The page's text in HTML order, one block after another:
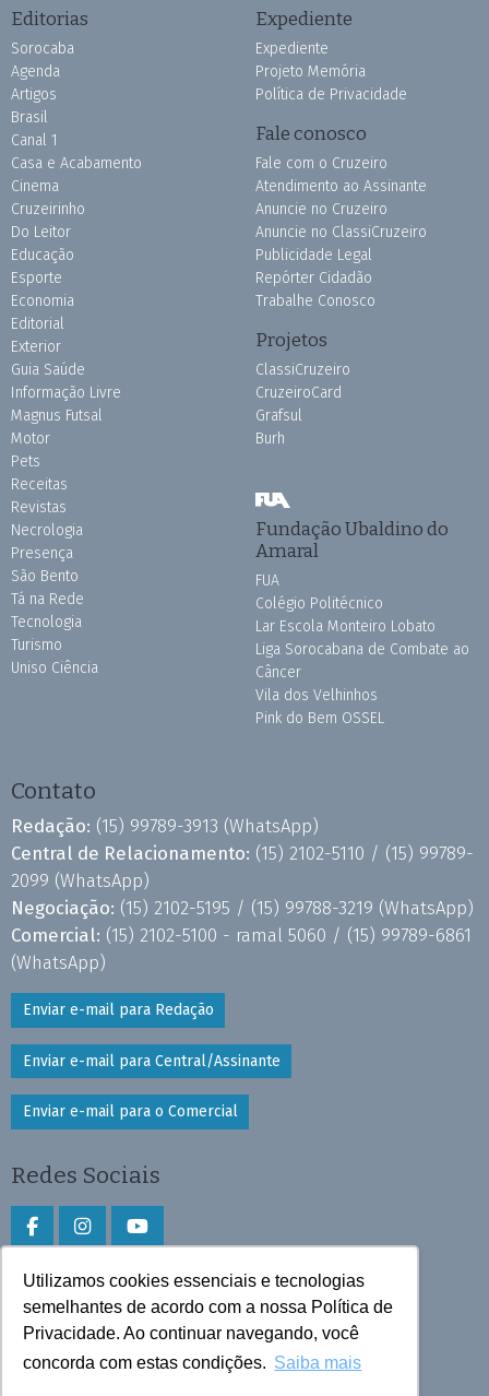
Utilizamos cookies essenciais e tecnologias
semelhantes de acordo com a nossa Política de
Privacidade. Ao continuar navegando, você
concorda com estas condições. Saiba mais
Editorias
Sorocaba
Agenda
Artigos
Brasil
Canal 1
Casa e Acabamento
Cinema
Cruzeirinho
Do Leitor
Educação
Esporte
Economia
Editorial
Exterior
Guia Saúde
Informação Livre
Magnus Futsal
Motor
Pets
Receitas
Revistas
Necrologia
Presença
São Bento
Tá na Rede
Tecnologia
Turismo
Uniso Ciência
Expediente
Expediente
Projeto Memória
Política de Privacidade
Fale conosco
Fale com o Cruzeiro
Atendimento ao Assinante
Anuncie no Cruzeiro
Anuncie no ClassiCruzeiro
Publicidade Legal
Repórter Cidadão
Trabalhe Conosco
Projetos
ClassiCruzeiro
CruzeiroCard
Grafsul
Burh
Fundação Ubaldino do
Amaral
FUA
Colégio Politécnico
Lar Escola Monteiro Lobato
Liga Sorocabana de Combate ao
Câncer
Vila dos Velhinhos
Pink do Bem OSSEL
Contato
Redação: (15) 99789-3913 (WhatsApp)
Central de Relacionamento: (15) 2102-5110 / (15) 99789-
2099 (WhatsApp)
Negociação: (15) 2102-5195 / (15) 99788-3219 (WhatsApp)
Comercial: (15) 2102-5100 - ramal 5060 / (15) 99789-6861
(WhatsApp)
Enviar e-mail para Redação
Enviar e-mail para Central/Assinante
Enviar e-mail para o Comercial
Redes Sociais
Faça download do aplicativo
Play Store e App Store